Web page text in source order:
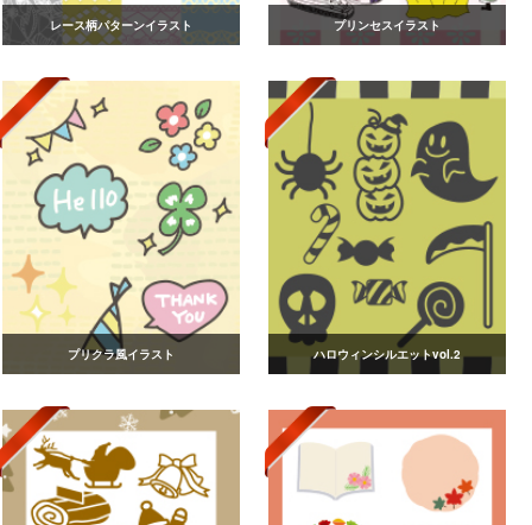
レース柄パターンイラスト プリンセスイラスト
プリクラ風イラスト ハロウィンシルエットvol.2